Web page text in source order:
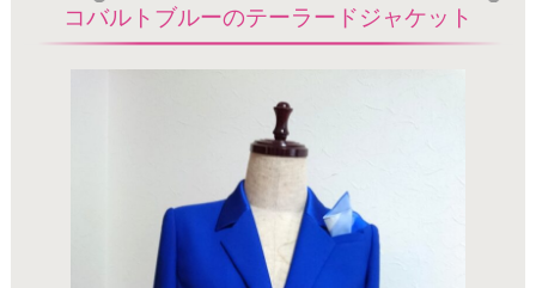
コバルトブルーのテーラードジャケット